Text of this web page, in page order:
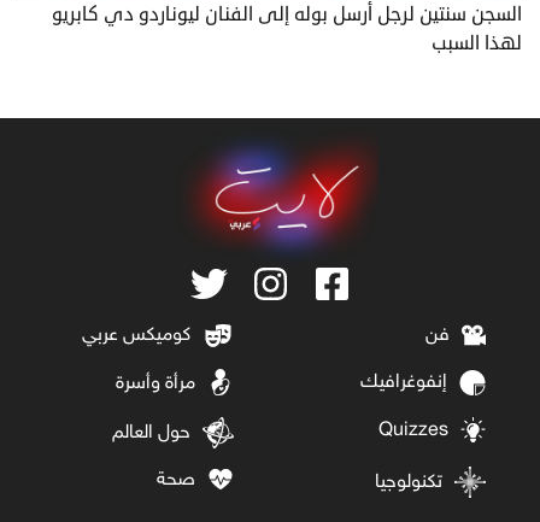
السجن سنتين لرجل أرسل بوله إلى الفنان ليوناردو دي كابريو
لهذا السبب
فن كوميكس عربي
إنفوغرافيك مرأة وأسرة
Quizzes حول العالم
تكنولوجيا صحة